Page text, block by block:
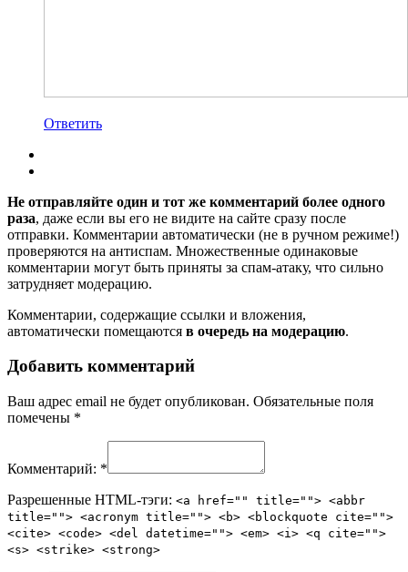
Ответить
Не отправляйте один и тот же комментарий более одного
раза, даже если вы его не видите на сайте сразу после
отправки. Комментарии автоматически (не в ручном режиме!)
проверяются на антиспам. Множественные одинаковые
комментарии могут быть приняты за спам-атаку, что сильно
затрудняет модерацию.
Комментарии, содержащие ссылки и вложения,
автоматически помещаются в очередь на модерацию.
Добавить комментарий
Ваш адрес email не будет опубликован. Обязательные поля
помечены *
Комментарий: *
Разрешенные HTML-тэги: <a href="" title=""> <abbr
title=""> <acronym title=""> <b> <blockquote cite="">
<cite> <code> <del datetime=""> <em> <i> <q cite="">
<s> <strike> <strong>